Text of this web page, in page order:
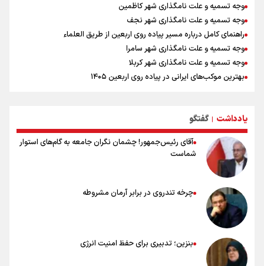
وجه تسمیه و علت نامگذاری شهر کاظمین
وجه تسمیه و علت نامگذاری شهر نجف
راهنمای کامل درباره مسیر پیاده روی اربعین از طریق العلماء
وجه تسمیه و علت نامگذاری شهر سامرا
وجه تسمیه و علت نامگذاری شهر کربلا
بهترین موکب‌های ایرانی در پیاده روی اربعین ۱۴۰۵
۲۰ نکته دوستانه درباره پیاده روی اربعین و عراقی ها
یادداشت | گفتگو
آقای رئیس‌جمهور! چشمان نگران جامعه به گام‌های استوار
شماست
چرخه تندروی در برابر آرمان مشروطه
بنزین؛ تدبیری برای حفظ امنیت انرژی